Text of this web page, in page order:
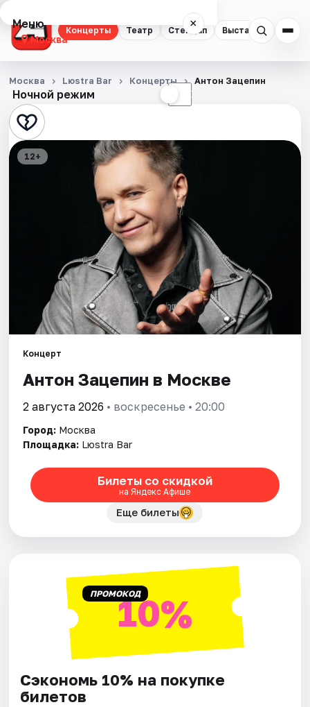
Концерты Театр Стендап Выставки
Меню ×
Москва
Концерты
Театр
Стендап
События
Площадки
Артисты
Рейтинги
Ночной режим ☾
Москва Lюstra Bar Концерты Антон Зацепин
12+
Концерт
Антон Зацепин в Москве
2 августа 2026 • воскресенье • 20:00
Город: Москва
Площадка: Lюstra Bar
Билеты со скидкой
на Яндекс Афише
Еще билеты
ПРОМОКОД10%
Сэкономь 10% на покупке
билетов